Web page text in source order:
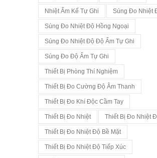
Nhiệt Ẩm Kế Tự Ghi Súng Đo Nhiệt
Súng Đo Nhiệt Độ Hồng Ngoại
Súng Đo Nhiệt Độ Độ Ẩm Tự Ghi
Súng Đo Độ Ẩm Tự Ghi
Thiết Bị Phòng Thí Nghiệm
Thiết Bị Đo Cường Độ Âm Thanh
Thiết Bị Đo Khí Độc Cầm Tay
Thiết Bị Đo Nhiệt Thiết Bị Đo Nhiệt
Thiết Bị Đo Nhiệt Độ Bề Mặt
Thiết Bị Đo Nhiệt Độ Tiếp Xúc